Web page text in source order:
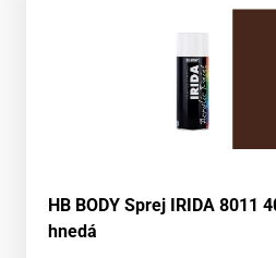
HB BODY Sprej IRIDA 8011
hnedá